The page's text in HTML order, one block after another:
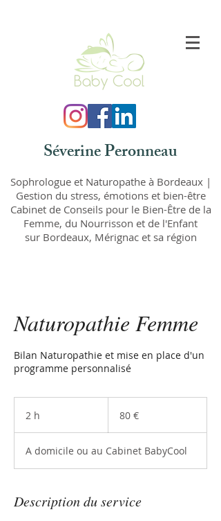
Séverine Peronneau
Sophrologue et Naturopathe à Bordeaux |
Gestion du stress, émotions et bien-être
Cabinet de Conseils pour le Bien-Être de la
Femme, du Nourrisson et de l'Enfant
sur Bordeaux, Mérignac et sa région
Naturopathie Femme
Bilan Naturopathie et mise en place d'un
programme personnalisé
2 h 80 €
A domicile ou au Cabinet BabyCool
Description du service